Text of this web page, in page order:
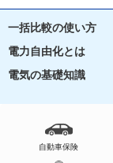
一括比較の使い方
電力自由化とは
電気の基礎知識
自動車保険